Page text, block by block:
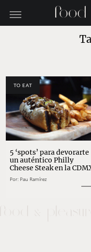
TO EAT
5 ‘spots’ para devorarte
un auténtico Philly
Cheese Steak en la
Por: Pau Ramírez